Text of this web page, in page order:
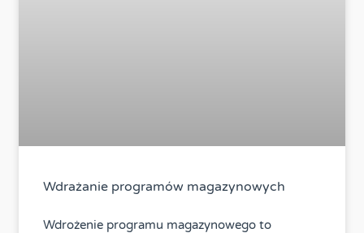
Wdrażanie programów magazynowych
Wdrożenie programu magazynowego to